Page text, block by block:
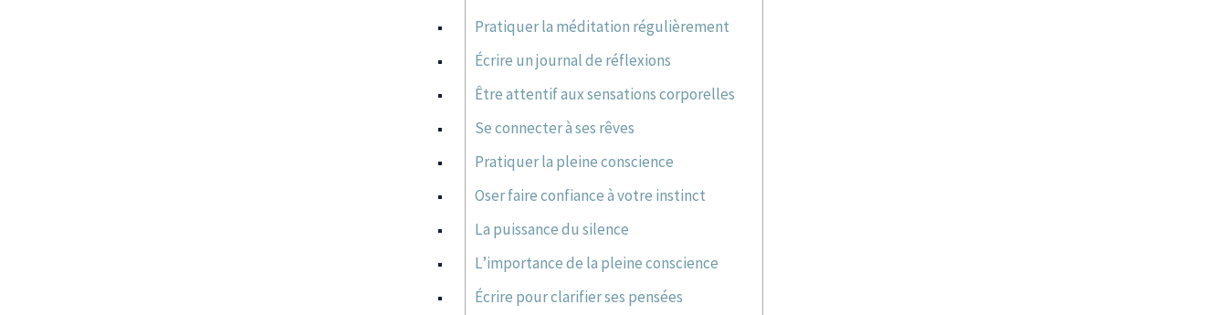
Pratiquer la méditation régulièrement
Écrire un journal de réflexions
Être attentif aux sensations corporelles
Se connecter à ses rêves
Pratiquer la pleine conscience
Oser faire confiance à votre instinct
La puissance du silence
L’importance de la pleine conscience
Écrire pour clarifier ses pensées